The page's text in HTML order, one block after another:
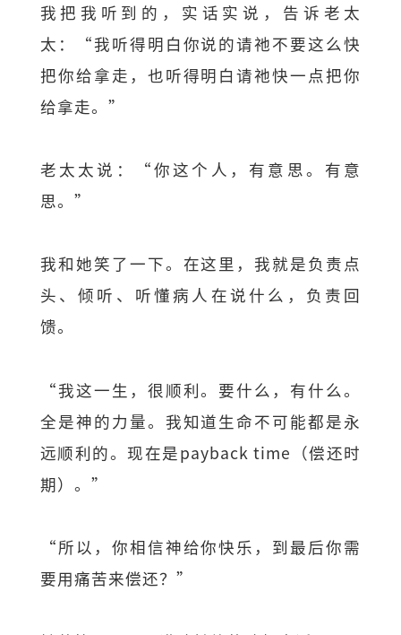
我把我听到的，实话实说，告诉老太
太：“我听得明白你说的请祂不要这么快
把你给拿走，也听得明白请祂快一点把你
给拿走。”
老太太说：“你这个人，有意思。有意
思。”
我和她笑了一下。在这里，我就是负责点
头、倾听、听懂病人在说什么，负责回
馈。
“我这一生，很顺利。要什么，有什么。
全是神的力量。我知道生命不可能都是永
远顺利的。现在是payback time（偿还时
期）。”
“所以，你相信神给你快乐，到最后你需
要用痛苦来偿还？”